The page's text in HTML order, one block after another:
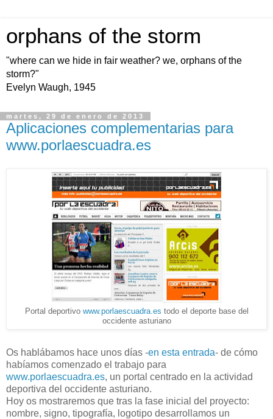
orphans of the storm
"where can we hide in fair weather? we, orphans of the
storm?"
Evelyn Waugh, 1945
martes, 29 de enero de 2013
Aplicaciones complementarias para
www.porlaescuadra.es
Portal deportivo www.porlaescuadra.es todo el deporte base del
occidente asturiano
Os hablábamos hace unos días -en esta entrada- de cómo
habíamos comenzado el trabajo para
www.porlaescuadra.es, un portal centrado en la actividad
deportiva del occidente asturiano.
Hoy os mostraremos que tras la fase inicial del proyecto:
nombre, signo, tipografía, logotipo desarrollamos un